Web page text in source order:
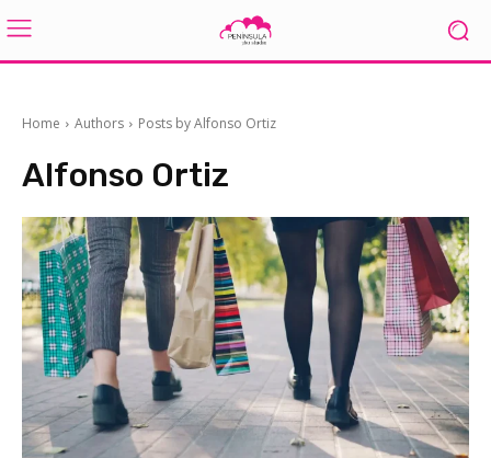
Home Authors Posts by Alfonso Ortiz
Alfonso Ortiz